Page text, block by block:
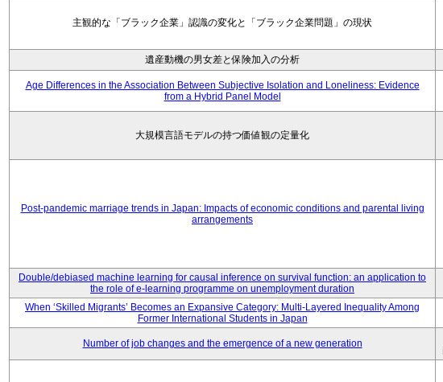
主観的な「ブラック企業」認識の変化と「ブラック企業問題」の現状
遺産動機の男女差と保険加入の分析
Age Differences in the Association Between Subjective Isolation and Loneliness: Evidence
from a Hybrid Panel Model
大規模言語モデルの持つ価値観の定量化
Post-pandemic marriage trends in Japan: Impacts of economic conditions and parental living
arrangements
Double/debiased machine learning for causal inference on survival function: an application to
the role of e-learning programme on unemployment duration
When ‘Skilled Migrants’ Becomes an Expansive Category: Multi-Layered Inequality Among
Former International Students in Japan
Number of job changes and the emergence of a new generation